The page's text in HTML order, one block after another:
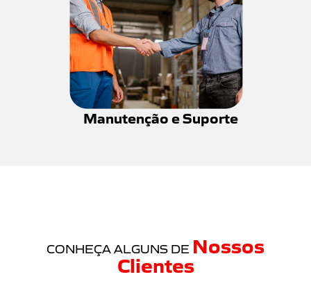
Manutenção e Suporte
CONHEÇA ALGUNS DE Nossos
Clientes